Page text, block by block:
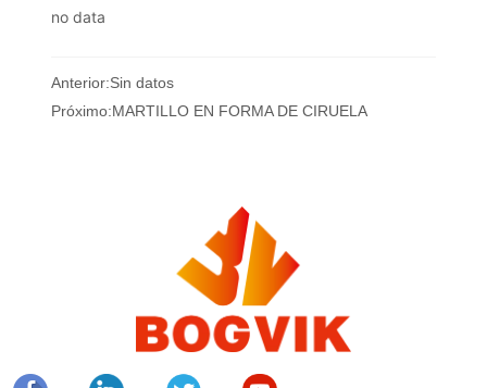
no data
Anterior:Sin datos
Próximo:MARTILLO EN FORMA DE CIRUELA